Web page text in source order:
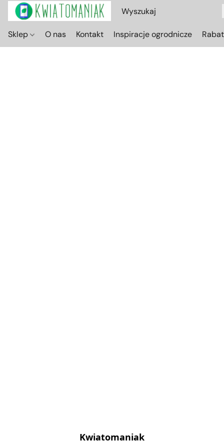
Sklep O nas Kontakt Inspiracje ogrodnicze
Kwiatomaniak